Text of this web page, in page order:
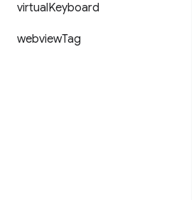
virtualKeyboard
webviewTag